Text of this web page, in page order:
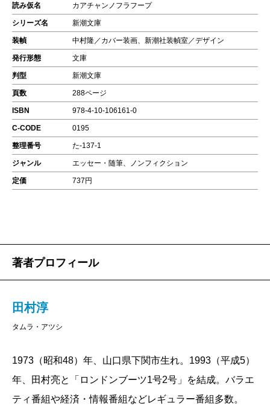
読み仮名 カアチャンノフラフープ
シリーズ名 新潮文庫
装幀 中村隆／カバー装画、新潮社装幀室／デザイン
発行形態 文庫
判型 新潮文庫
頁数 288ページ
ISBN 978-4-10-106161-0
C-CODE 0195
整理番号 た-137-1
ジャンル エッセー・随筆、ノンフィクション
定価 737円
著者プロフィール
田村淳
タムラ・アツシ
1973（昭和48）年、山口県下関市生れ。1993（平成5）
年、田村亮と「ロンドンブーツ1号2号」を結成。バラエ
ティ番組や経済・情報番組などレギュラー番組多数。